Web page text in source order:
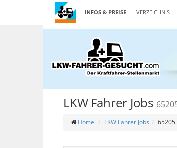
INFOS & PREISE VERZEICHNIS
LKW Fahrer Jobs
Home LKW Fahrer Jobs 65205